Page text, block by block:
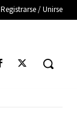
Registrarse / Unirse